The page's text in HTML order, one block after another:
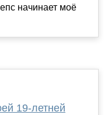
начинает моё
19-летней